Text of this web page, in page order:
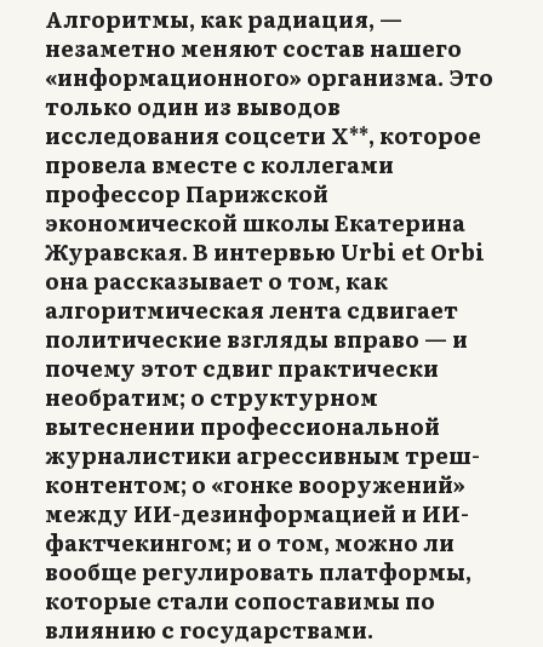
Алгоритмы, как радиация, —
незаметно меняют состав нашего
«информационного» организма. Это
только один из выводов
исследования соцсети X**, которое
провела вместе с коллегами
профессор Парижской
экономической школы Екатерина
Журавская. В интервью Urbi et Orbi
она рассказывает о том, как
алгоритмическая лента сдвигает
политические взгляды вправо — и
почему этот сдвиг практически
необратим; о структурном
вытеснении профессиональной
журналистики агрессивным треш-
контентом; о «гонке вооружений»
между ИИ-дезинформацией и ИИ-
фактчекингом; и о том, можно ли
вообще регулировать платформы,
которые стали сопоставимы по
влиянию с государствами.